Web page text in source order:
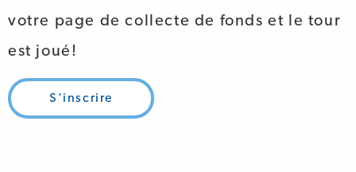
votre page de collecte de fonds et le tour
est joué!
S'inscrire